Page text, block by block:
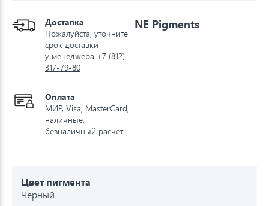
Доставка
Пожалуйста, уточните
срок доставки
у менеджера +7 (812)
317-79-80
Оплата
МИР, Visa, MasterCard,
наличные,
безналичный расчёт.
NE Pigments
Цвет пигмента
Черный